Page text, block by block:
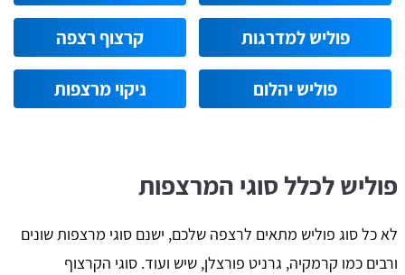
פוליש למדרגות קרצוף רצפה
פוליש יהלום ניקוי מרצפות
פוליש לכלל סוגי המרצפות
לא כל סוג פוליש מתאים לרצפה שלכם, ישנם סוגי מרצפות שונים
ורבים כמו קרמקיה, גרניט פורצלן, שיש ועוד. סוגי הקרצוף